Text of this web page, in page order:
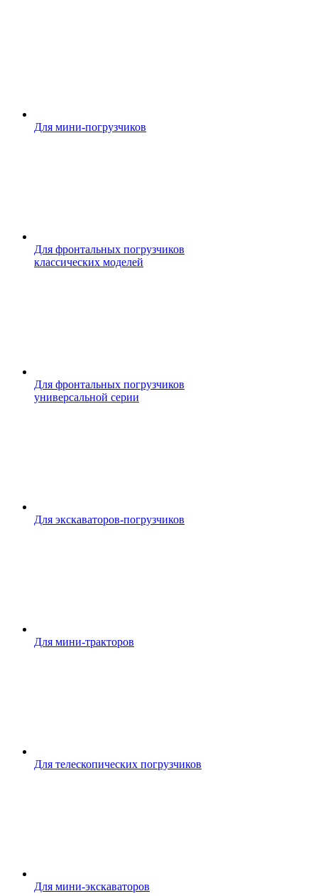
Для мини-погрузчиков
Для фронтальных погрузчиков
классических моделей
Для фронтальных погрузчиков
универсальной серии
Для экскаваторов-погрузчиков
Для мини-тракторов
Для телескопических погрузчиков
Для мини-экскаваторов